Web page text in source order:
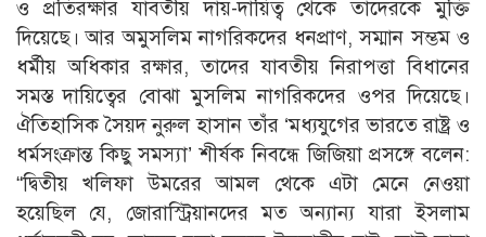
ও প্রতিরক্ষার যাবতীয় দায়-দায়িত্ব থেকে তাদেরকে মুক্তি
দিয়েছে। আর অমুসলিম নাগরিকদের ধনপ্রাণ, সম্মান সম্ভম ও
ধর্মীয় অধিকার রক্ষার, তাদের যাবতীয় নিরাপত্তা বিধানের
সমস্ত দায়িত্বের বােঝা মুসলিম নাগরিকদের ওপর দিয়েছে।
ঐতিহাসিক সৈয়দ নুরুল হাসান তাঁর ‘মধ্যযুগের ভারতে রাষ্ট্র ও
ধর্মসংক্রান্ত কিছু সমস্যা’ শীর্ষক নিবন্ধে জিজিয়া প্রসঙ্গে বলেন:
“দ্বিতীয় খলিফা উমরের আমল থেকে এটা মেনে নেওয়া
হয়েছিল যে, জোরাস্ট্রিয়ানদের মত অন্যান্য যারা ইসলাম